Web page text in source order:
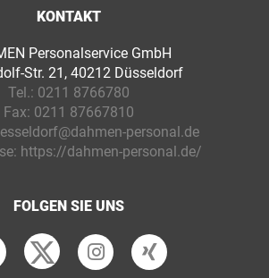
KONTAKT
Personalservice GmbH
Str. 21, 40212 Düsseldorf
Tel.: 0211 8766780
Fax: 0211 87667810
personal.de
https://dahmen-personal.de/
FOLGEN SIE UNS